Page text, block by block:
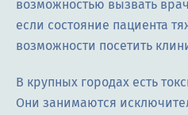
возможностью вызвать
если состояние пациента
возможности посетить
В крупных городах есть
Они занимаются